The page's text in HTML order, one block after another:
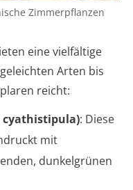
Zimmerpflanzen
eine vielfältige
Arten bis
reicht:
cyathistipula): Diese
mit
dunkelgrünen